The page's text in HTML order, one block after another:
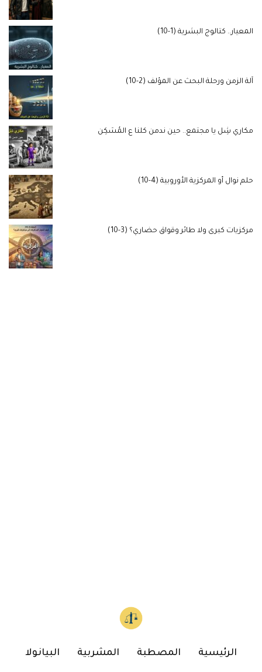
المعيار.. كتالوج البشرية (1-10)
آلة الزمن ورحلة البحث عن المؤلف (2-10)
مكاري شِل يا مجتمع.. حين ندمن كلنا ع المُسَكِن
حلم نوال أو المركزية الأوروبية (4-10)
مركزيات كبرى ولا طائر وقواق حضاري؟ (3-10)
الرئيسية المصطبة المشربية البيانولا